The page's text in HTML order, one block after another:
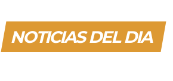
NOTICIAS DEL DIA